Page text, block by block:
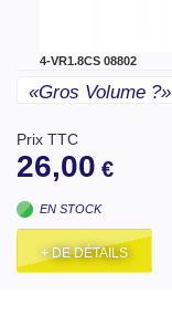
4-VR1.8CS 08802
«gros Volume ?»
Prix TTC
26,00 €
EN STOCK
+ DE DÉTAILS